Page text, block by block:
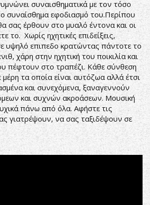
συναισθηματικά με τον τόσο
συναίσθημα εφοδιασμό του.Περίπου
σας έρθουν στο μυαλό έντονα και οι
το. Χωρίς ηχητικές επιδείξεις,
υψηλό επιπεδο κρατώντας πάντοτε το
χάρη στην ηχητική του ποικιλία και
πέφτουν στο τραπέζι. Κάθε σύνθεση
μέρη τα οποία είναι αυτόζωα αλλά έτσι
και συνεχόμενα, ξαναγεννούν
και συχνών ακροάσεων. Μουσική
πάνω από όλα. Αφήστε τις
γιατρέψουν, να σας ταξιδέψουν σε